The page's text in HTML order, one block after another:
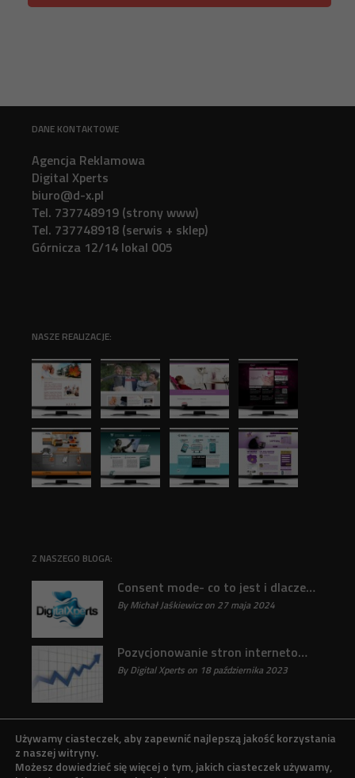
DANE KONTAKTOWE
Agencja Reklamowa
Digital Xperts
biuro@d-x.pl
Tel. 737748919 (strony www)
Tel. 737748918 (serwis + sklep)
Górnicza 12/14 lokal 005
NASZE REALIZACJE:
Z NASZEGO BLOGA:
Consent mode- co to jest i dlaczego jest ważne?
By Michał Jaśkiewicz on 27 maja 2024
Pozycjonowanie stron internetowych : Klucz do sukcesu online odkryty
By Digital Xperts on 18 października 2023
Używamy ciasteczek, aby zapewnić najlepszą jakość korzystania
z naszej witryny.
Możesz dowiedzieć się więcej o tym, jakich ciasteczek używamy,